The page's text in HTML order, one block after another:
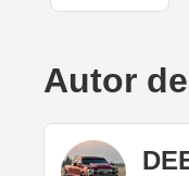
Autor